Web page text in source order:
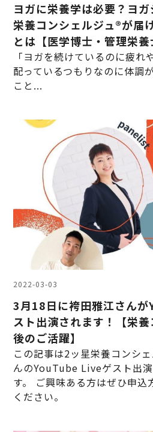
ヨガに栄養学は必要？ヨ
栄養コンシェルジュ®が届
とは【医学博士・管理栄養
「ヨガを続けているのに疲れ
配っているつもりなのに体調
こと...
2022-03-03
3月18日に袴田雅江さん
スト出演されます！【栄
後のご活躍】
この記事は2ッ星栄養コンシ
んのYouTube Liveゲスト出
す。 ご興味ある方はぜひ申込
ください。